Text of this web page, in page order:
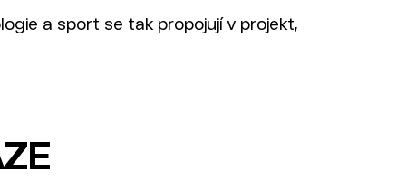
a sport se tak propojují v projekt,